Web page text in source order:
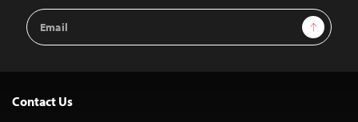
Email
Address
Sign Up
Contact Us